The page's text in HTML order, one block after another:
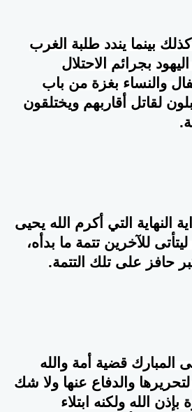
بينما يندد طلبة الغرب
بجرائم الاحتلال
والنساء بغزة من باب
لقاتل أقاربهم ويختلقون
النهاية التي أكرم الله يحيى
للآخرين تتمة ما بدأه،
حافز على تلك التتمة.
المبارك قضية أمة والله
والدفاع عنها ولا شك
الله ولكنه ابتلاء